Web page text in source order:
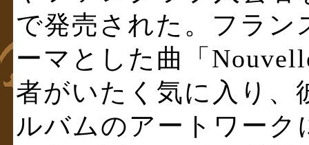
で発売された。フラン
ーマとした曲「
者がいたく気に入り、
ルバムのアートワー